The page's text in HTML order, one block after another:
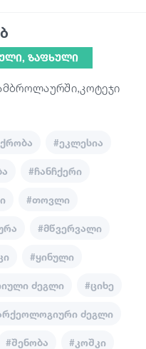
ᲖᲐᲤᲮᲣᲚᲘ
#ეკლესია
#ჩანჩქერი
#თოვლი
#მწვერვალი
#ყინული
ძეგლი #ციხე
ძეგლი
#შენობა #კოშკი